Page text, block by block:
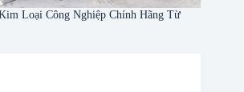
Loại Công Nghiệp Chính Hãng Từ